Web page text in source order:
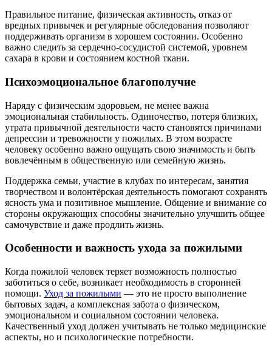
Правильное питание, физическая активность, отказ от
вредных привычек и регулярные обследования позволяют
поддерживать организм в хорошем состоянии. Особенно
важно следить за сердечно-сосудистой системой, уровнем
сахара в крови и состоянием костной ткани.
Психоэмоциональное благополучие
Наряду с физическим здоровьем, не менее важна
эмоциональная стабильность. Одиночество, потеря близких,
утрата привычной деятельности часто становятся причинами
депрессии и тревожности у пожилых. В этом возрасте
человеку особенно важно ощущать свою значимость и быть
вовлечённым в общественную или семейную жизнь.
Поддержка семьи, участие в клубах по интересам, занятия
творчеством и волонтёрская деятельность помогают сохранять
ясность ума и позитивное мышление. Общение и внимание со
стороны окружающих способны значительно улучшить общее
самочувствие и даже продлить жизнь.
Особенности и важность ухода за пожилыми
Когда пожилой человек теряет возможность полностью
заботиться о себе, возникает необходимость в сторонней
помощи. Уход за пожилыми — это не просто выполнение
бытовых задач, а комплексная забота о физическом,
эмоциональном и социальном состоянии человека.
Качественный уход должен учитывать не только медицинские
аспекты, но и психологические потребности.